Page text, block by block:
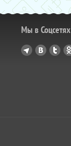
Мы в Соцсетях